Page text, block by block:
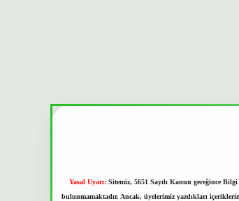
Yasal Uyarı: Sitemiz, 5651 Sayılı Kanun gereğince
bulunmamaktadır. Ancak, üyelerimiz yazdıkları